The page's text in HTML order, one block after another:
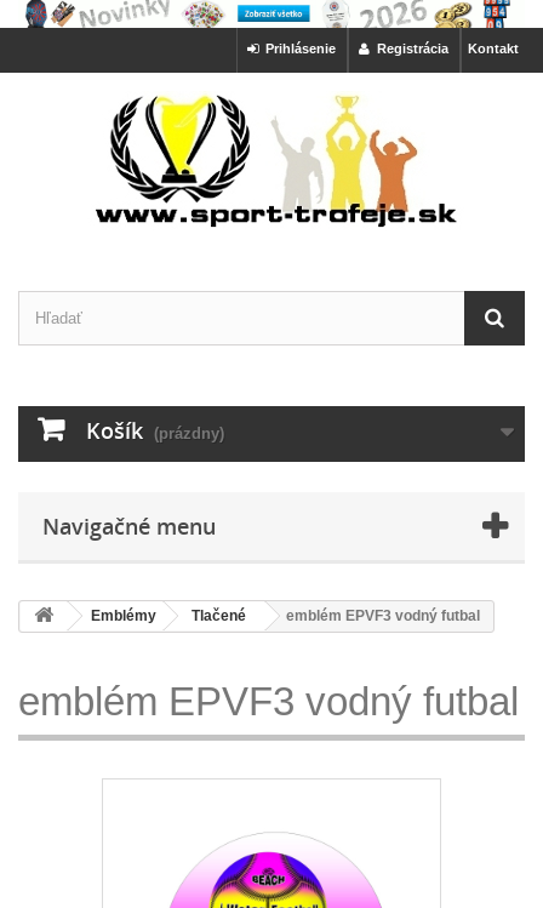
Kontakt
Registrácia
Prihlásenie
Košík (prázdny)
Navigačné menu
Emblémy Tlačené emblém EPVF3 vodný futbal
emblém EPVF3 vodný futbal